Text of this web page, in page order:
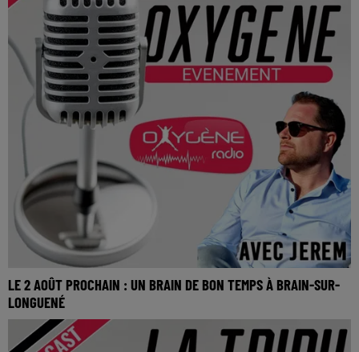
LE 2 AOÛT PROCHAIN : UN BRAIN DE BON TEMPS À BRAIN-SUR-
LONGUENÉ
Le 2 Août prochain : Un brain de bon temps à Brain-sur-
Longuené